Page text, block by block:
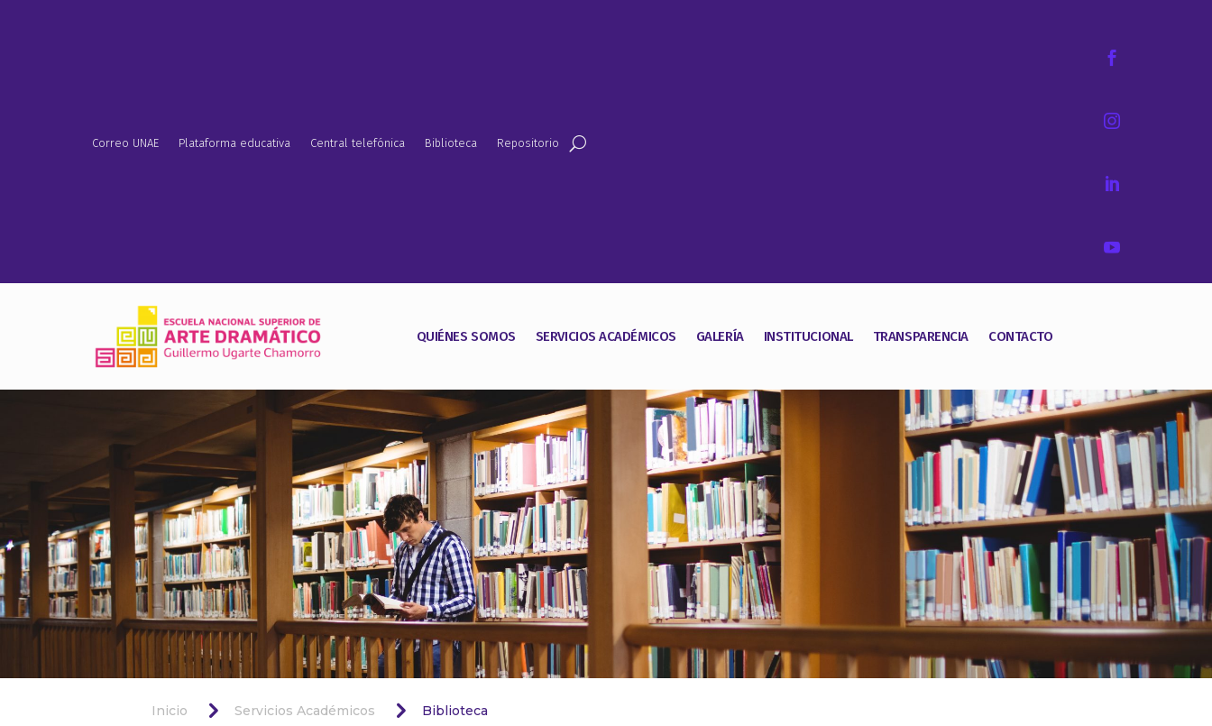
Correo UNAE Plataforma educativa Central telefónica Biblioteca Repositorio




QUIÉNES SOMOS SERVICIOS ACADÉMICOS GALERÍA INSTITUCIONAL TRANSPARENCIA CONTACTO
Inicio 5 Servicios Académicos 5 Biblioteca